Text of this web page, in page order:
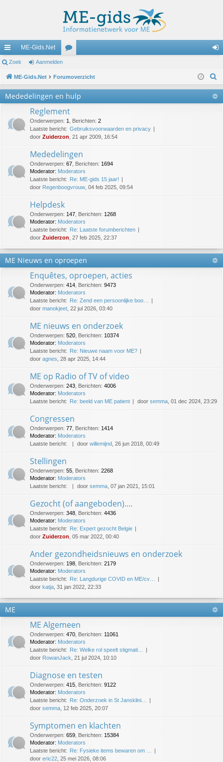
ne
lle
lin
ME-Gids.Net
u
m
s
m
el
Zoek Aanmelden
ME-Gids.Net Forumoverzicht
Mededelingen en hulp
Reglement
Onderwerpen: 1 Berichten: 2
Laatste bericht: Gebruiksvoorwaarden en privacy
door Zuiderzon , 21 apr 2009, 16:54
Mededelingen
Onderwerpen: 67 Berichten: 1694
Moderator: Moderators
Laatste bericht: Re: ME-gids 15 jaar!
door Regenboogvrouw , 04 feb 2025, 09:54
Helpdesk
Onderwerpen: 147 Berichten: 1268
Moderator: Moderators
Laatste bericht: Re: Laatste forumberichten
door Zuiderzon , 27 feb 2025, 22:37
ME Nieuws en oproepen
Enquêtes, oproepen, acties
Onderwerpen: 414 Berichten: 9473
Moderator: Moderators
Laatste bericht: Re: Zend een persoonlijke boo…
door manokjeet , 22 jul 2026, 03:40
ME nieuws en onderzoek
Onderwerpen: 520 Berichten: 10374
Moderator: Moderators
Laatste bericht: Re: Nieuwe naam voor ME?
door agnes , 28 apr 2025, 14:44
ME op Radio of TV of video
Onderwerpen: 243 Berichten: 4006
Moderator: Moderators
Laatste bericht: Re: beeld van ME patient door semma , 01 dec 2024, 23:29
Congressen
Onderwerpen: 77 Berichten: 1414
Moderator: Moderators
Laatste bericht:
door willemijnd , 26 jun 2018, 00:49
Stellingen
Onderwerpen: 55 Berichten: 2268
Moderator: Moderators
Laatste bericht:
door semma , 07 jan 2021, 15:01
Gezocht (of aangeboden)....
Onderwerpen: 348 Berichten: 4436
Moderator: Moderators
Laatste bericht: Re: Expert gezocht Belgie
door Zuiderzon , 05 mar 2022, 00:40
Ander gezondheidsnieuws en onderzoek
Onderwerpen: 198 Berichten: 2179
Moderator: Moderators
Laatste bericht: Re: Langdurige COVID en ME/cv…
door katja , 31 jan 2022, 22:33
ME
ME Algemeen
Onderwerpen: 470 Berichten: 11061
Moderator: Moderators
Laatste bericht: Re: Welke rol speelt stigmati…
door RowanJack , 21 jul 2024, 10:10
Diagnose en testen
Onderwerpen: 415 Berichten: 9122
Moderator: Moderators
Laatste bericht: Re: Onderzoek in St Jansklini…
door semma , 12 feb 2025, 20:07
Symptomen en klachten
Onderwerpen: 659 Berichten: 15384
Moderator: Moderators
Laatste bericht: Re: Fysieke items bewaren om …
door eric22 , 25 mei 2026, 08:06